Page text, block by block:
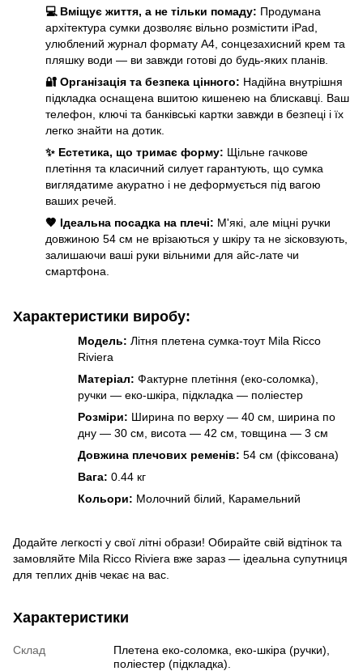
💻 Вміщує життя, а не тільки помаду: Продумана
архітектура сумки дозволяє вільно розмістити iPad,
улюблений журнал формату А4, сонцезахисний крем та
пляшку води — ви завжди готові до будь-яких планів.
🔐 Організація та безпека цінного: Надійна внутрішня
підкладка оснащена вшитою кишенею на блискавці. Ваш
телефон, ключі та банківські картки завжди в безпеці і їх
легко знайти на дотик.
✨ Естетика, що тримає форму: Щільне гачкове
плетіння та класичний силует гарантують, що сумка
виглядатиме акуратно і не деформується під вагою
ваших речей.
🤎 Ідеальна посадка на плечі: М'які, але міцні ручки
довжиною 54 см не врізаються у шкіру та не зісковзують,
залишаючи ваші руки вільними для айс-лате чи
смартфона.
Характеристики виробу:
Модель: Літня плетена сумка-тоут Mila Ricco
Riviera
Матеріал: Фактурне плетіння (еко-соломка),
ручки — еко-шкіра, підкладка — поліестер
Розміри: Ширина по верху — 40 см, ширина по
дну — 30 см, висота — 42 см, товщина — 3 см
Довжина плечових ременів: 54 см (фіксована)
Вага: 0.44 кг
Кольори: Молочний білий, Карамельний
Додайте легкості у свої літні образи! Обирайте свій відтінок та
замовляйте Mila Ricco Riviera вже зараз — ідеальна супутниця
для теплих днів чекає на вас.
Характеристики
Склад
Плетена еко-соломка, еко-шкіра (ручки),
поліестер (підкладка).